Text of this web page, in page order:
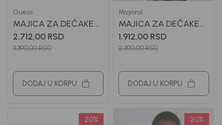
Guess
MAJICA ZA DEČAKE
GUESS
2.712,00 RSD
3.390,00RSD
DODAJ U KORPU
Mayoral
MAJICA ZA DEČAKE
MAYORAL
1.912,00 RSD
2.390,00RSD
DODAJ U KORPU
20% 20%